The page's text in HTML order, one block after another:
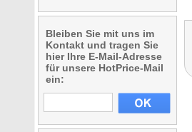
Bleiben Sie mit uns im
Kontakt und tragen Sie
hier Ihre E-Mail-Adresse
für unsere HotPrice-Mail
ein: